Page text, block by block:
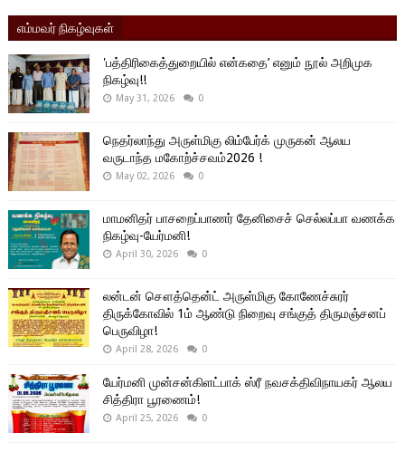
எம்மவர் நிகழ்வுகள்
'பத்திரிகைத்துறையில் என்கதை’ எனும் நூல் அறிமுக
நிகழ்வு!!
May 31, 2026 0
நெதர்லாந்து அருள்மிகு லிம்பேர்க் முருகன் ஆலய
வருடாந்த மகோற்ச்சவம்2026 !
May 02, 2026 0
மாமனிதர் பாசறைப்பாணர் தேனிசைச் செல்லப்பா வணக்க
நிகழ்வு-யேர்மனி!
April 30, 2026 0
லன்டன் சௌத்தென்ட் அருள்மிகு கோணேச்சுரர்
திருக்கோவில் 1ம் ஆண்டு நிறைவு சங்குத் திருமஞ்சனப்
பெருவிழா!
April 28, 2026 0
யேர்மனி முன்சன்கிளட்பாக் ஸ்ரீ நவசக்திவிநாயகர் ஆலய
சித்திரா பூரணைம்!
April 25, 2026 0